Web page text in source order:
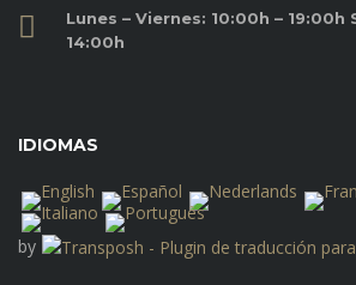
Lunes – Viernes: 10:00h – 19:00h
14:00h
IDIOMAS
by